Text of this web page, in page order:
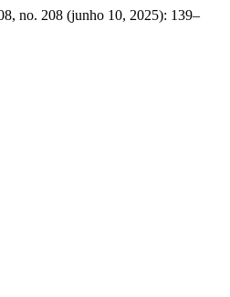
no. 208 (junho 10, 2025): 139–